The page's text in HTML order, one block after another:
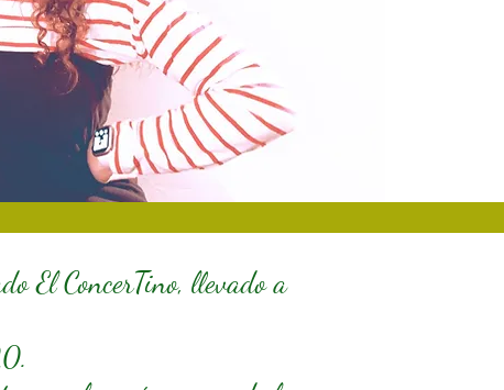
El ConcerTino, llevado a